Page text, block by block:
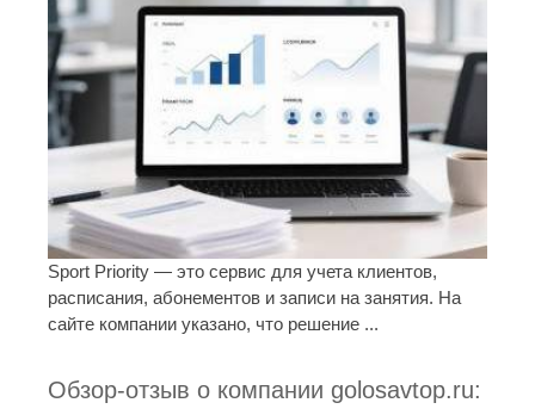
Sport Priority — это сервис для учета клиентов,
расписания, абонементов и записи на занятия. На
сайте компании указано, что решение ...
Обзор-отзыв о компании golosavtop.ru: